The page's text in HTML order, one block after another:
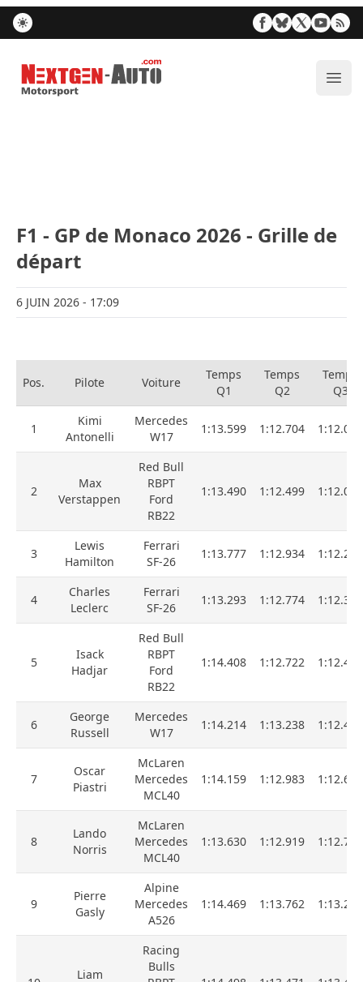
Nextgen-Auto.com
F1 - GP de Monaco 2026 - Grille de
départ
6 JUIN 2026 - 17:09
Pos. Pilote Voiture
Temps
Q1
Temps
Q2
Temps
Q3
1
Kimi
Antonelli
Mercedes
W17
1:13.599 1:12.704 1:12.051
2
Max
Verstappen
Red Bull
RBPT
Ford
RB22
1:13.490 1:12.499 1:12.094
3
Lewis
Hamilton
Ferrari
SF-26
1:13.777 1:12.934 1:12.279
4
Charles
Leclerc
Ferrari
SF-26
1:13.293 1:12.774 1:12.351
5
Isack
Hadjar
Red Bull
RBPT
Ford
RB22
1:14.408 1:12.722 1:12.434
6
George
Russell
Mercedes
W17
1:14.214 1:13.238 1:12.445
7
Oscar
Piastri
McLaren
Mercedes
MCL40
1:14.159 1:12.983 1:12.624
8
Lando
Norris
McLaren
Mercedes
MCL40
1:13.630 1:12.919 1:12.765
9
Pierre
Gasly
Alpine
Mercedes
A526
1:14.469 1:13.762 1:13.226
Liam
Racing
Bulls